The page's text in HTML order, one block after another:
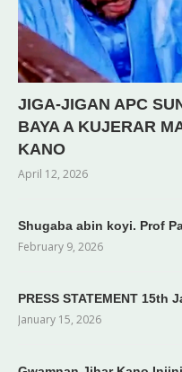
JIGA-JIGAN APC
BAYA A KUJERAR
KANO
April 12, 2026
Shugaba abin koyi. Prof
February 9, 2026
PRESS STATEMENT 15th
January 15, 2026